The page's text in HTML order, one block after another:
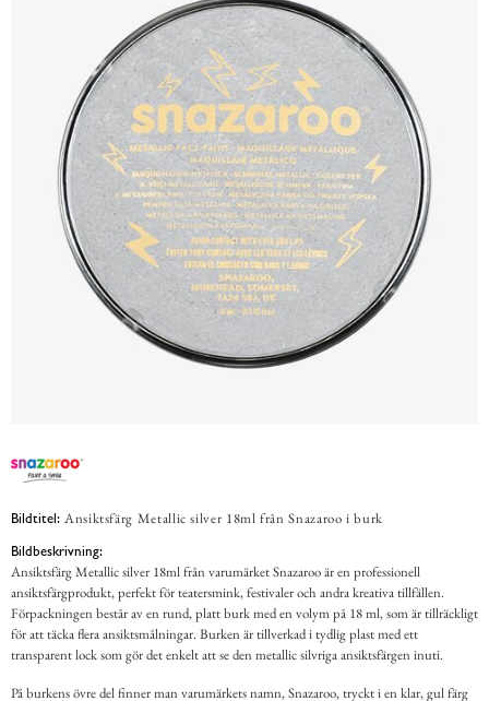
Bildtitel: Ansiktsfärg Metallic silver 18ml från Snazaroo i burk
Bildbeskrivning:
Ansiktsfärg Metallic silver 18ml från varumärket Snazaroo är en professionell
ansiktsfärgprodukt, perfekt för teatersmink, festivaler och andra kreativa tillfällen.
Förpackningen består av en rund, platt burk med en volym på 18 ml, som är tillräckligt
för att täcka flera ansiktsmålningar. Burken är tillverkad i tydlig plast med ett
transparent lock som gör det enkelt att se den metallic silvriga ansiktsfärgen inuti.
På burkens övre del finner man varumärkets namn, Snazaroo, tryckt i en klar, gul färg